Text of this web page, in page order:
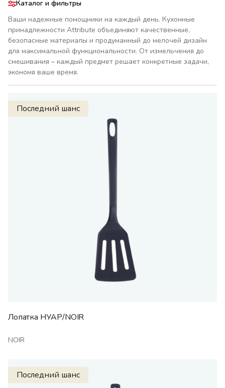
Каталог и фильтры
Ваши надежные помощники на каждый день. Кухонные
принадлежности Attribute объединяют качественные,
безопасные материалы и продуманный до мелочей дизайн
для максимальной функциональности. От измельчения до
смешивания – каждый предмет решает конкретные задачи,
экономя ваше время.
Последний шанс
Лопатка НУАР/NOIR
NOIR
Последний шанс